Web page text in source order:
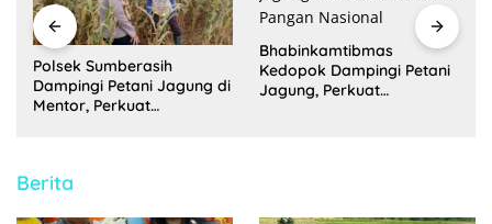
Polsek Sumberasih
Dampingi Petani Jagung di
Mentor, Perkuat
Bhabinkamtibmas
Kedopok Dampingi Petani
Jagung, Perkuat
Berita